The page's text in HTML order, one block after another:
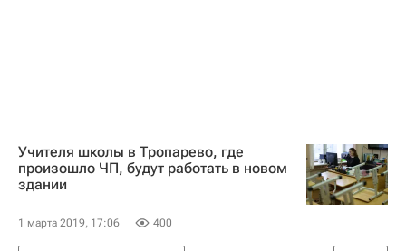
Учителя школы в Тропарево, где
произошло ЧП, будут работать в новом
здании
1 марта 2019, 17:06 400